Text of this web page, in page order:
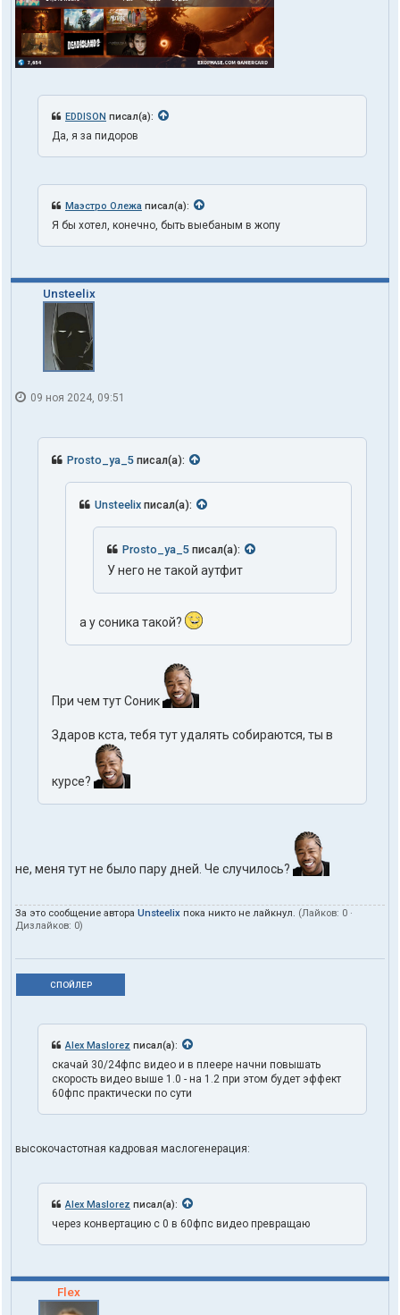
EDDISON писал(а):
Да, я за пидоров
Маэстро Олежа писал(а):
Я бы хотел, конечно, быть выебаным в жопу
Unsteelix
09 ноя 2024, 09:51
Prosto_ya_5 писал(а):
Unsteelix писал(а):
Prosto_ya_5 писал(а):
У него не такой аутфит
а у соника такой?
При чем тут Соник
Здаров кста, тебя тут удалять собираются, ты в
курсе?
не, меня тут не было пару дней. Че случилось?
За это сообщение автора Unsteelix пока никто не лайкнул. (Лайков: 0 ·
Дизлайков: 0)
СПОЙЛЕР
Alex Maslorez писал(а):
скачай 30/24фпс видео и в плеере начни повышать
скорость видео выше 1.0 - на 1.2 при этом будет эффект
60фпс практически по сути
высокочастотная кадровая маслогенерация:
Alex Maslorez писал(а):
через конвертацию с 0 в 60фпс видео превращаю
Flex